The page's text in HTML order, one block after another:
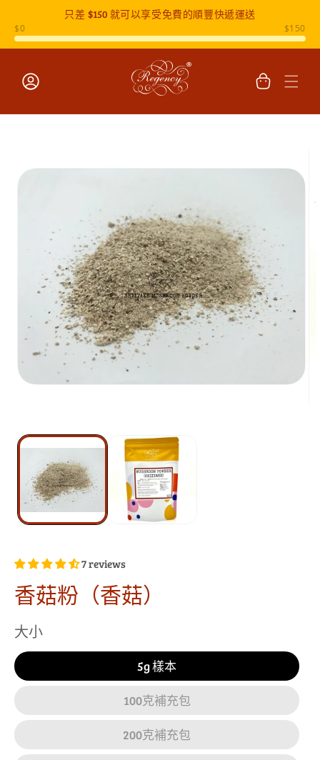
只差 $150就可以享受免費的順豐快遞運送
物
7 reviews
香菇粉（香菇）
大小
5g 樣本
100克補充包
200克補充包